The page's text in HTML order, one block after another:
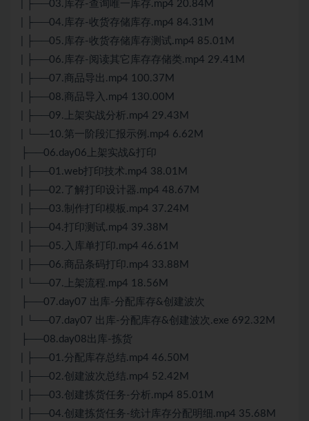
| ├──03.库存-查询唯一库存.mp4 20.84M
| ├──04.库存-收货存储库存.mp4 84.31M
| ├──05.库存-收货存储库存测试.mp4 85.01M
| ├──06.库存-阅读其它库存存储类.mp4 29.41M
| ├──07.商品导出.mp4 100.37M
| ├──08.商品导入.mp4 130.00M
| ├──09.上架实战分析.mp4 29.43M
| └──10.第一阶段汇报示例.mp4 6.62M
├──06.day06上架实战&打印
| ├──01.web打印技术.mp4 38.01M
| ├──02.了解打印设计器.mp4 48.67M
| ├──03.制作打印模板.mp4 37.24M
| ├──04.打印测试.mp4 39.38M
| ├──05.入库单打印.mp4 46.61M
| ├──06.商品条码打印.mp4 33.88M
| └──07.上架流程.mp4 18.56M
├──07.day07 出库-分配库存&创建波次
| └──07.day07 出库-分配库存&创建波次.exe 692.32M
├──08.day08出库-拣货
| ├──01.分配库存总结.mp4 46.50M
| ├──02.创建波次总结.mp4 52.42M
| ├──03.创建拣货任务-分析.mp4 85.01M
| ├──04.创建拣货任务-统计库存分配明细.mp4 35.68M